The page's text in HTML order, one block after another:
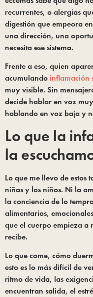
recurrentes, o alergias
digestión que empeora
una dirección, una
necesita ese sistema.
Frente a eso, quien
acumulando inflamación
muy visible. Sin
decide hablar en voz
hablando en voz baja y
Lo que la
la
Lo que me llevo de estos
niñas y los niños. Ni la
la conciencia de lo
alimentarios,
que el cuerpo empieza a
recibe.
Lo que come, cómo
esto es lo más difícil de
ritmo de vida, las
encuentran salida, el